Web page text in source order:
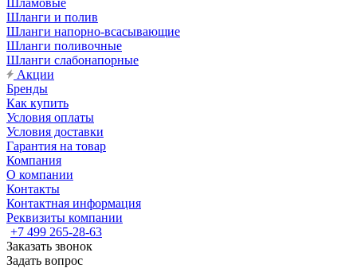
Шламовые
Шланги и полив
Шланги напорно-всасывающие
Шланги поливочные
Шланги слабонапорные
Акции
Бренды
Как купить
Условия оплаты
Условия доставки
Гарантия на товар
Компания
О компании
Контакты
Контактная информация
Реквизиты компании
+7 499 265-28-63
Заказать звонок
Задать вопрос